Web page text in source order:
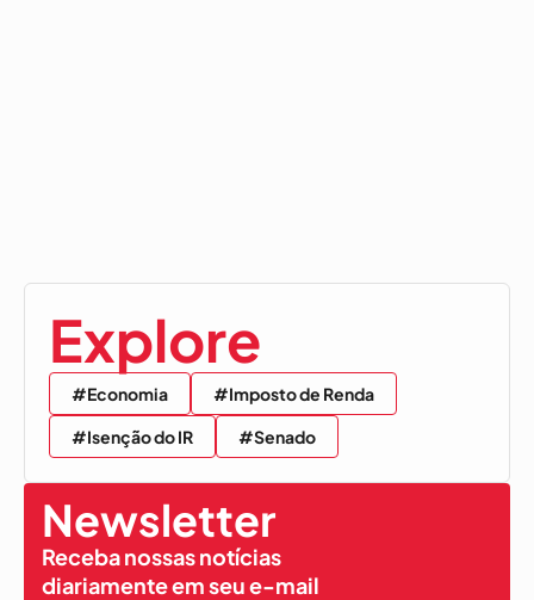
Explore
#Economia
#Imposto de Renda
#Isenção do IR
#Senado
Newsletter
Receba nossas notícias
diariamente em seu e-mail